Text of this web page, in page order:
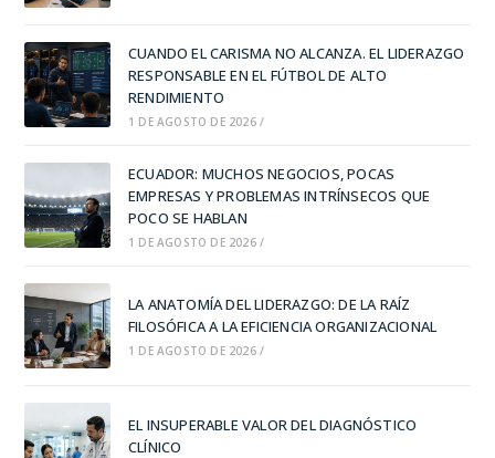
CUANDO EL CARISMA NO ALCANZA. EL LIDERAZGO
RESPONSABLE EN EL FÚTBOL DE ALTO
RENDIMIENTO
1 DE AGOSTO DE 2026 /
ECUADOR: MUCHOS NEGOCIOS, POCAS
EMPRESAS Y PROBLEMAS INTRÍNSECOS QUE
POCO SE HABLAN
1 DE AGOSTO DE 2026 /
LA ANATOMÍA DEL LIDERAZGO: DE LA RAÍZ
FILOSÓFICA A LA EFICIENCIA ORGANIZACIONAL
1 DE AGOSTO DE 2026 /
EL INSUPERABLE VALOR DEL DIAGNÓSTICO
CLÍNICO